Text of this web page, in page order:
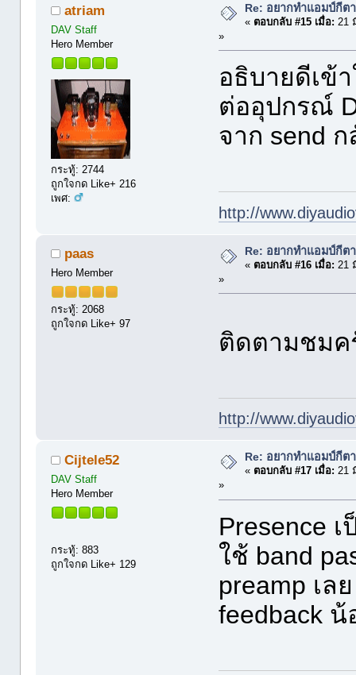
atriam
DAV Staff
Hero Member
กระทู้: 2744
ถูกใจกด Like+ 216
เพศ:
Re: อยากทำแอมป์กีต
« ตอบกลับ #15 เมื่อ: 21
»
อธิบายดีเข้
ต่ออุปกรณ์
จาก send
http://
paas
Hero Member
กระทู้: 2068
ถูกใจกด Like+ 97
Re: อยากทำแอมป์กีต
« ตอบกลับ #16 เมื่อ: 21
»
ติดตามชม
http://
Cijtele52
DAV Staff
Hero Member
กระทู้: 883
ถูกใจกด Like+ 129
Re: อยากทำแอมป์กีต
« ตอบกลับ #17 เมื่อ: 21
»
Presence
ใช้ band
preamp เล
feedback